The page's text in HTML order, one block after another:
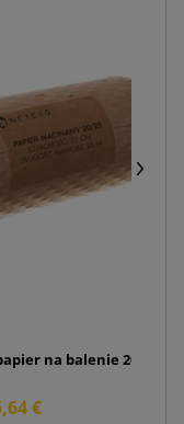
na balenie 20cm x
€